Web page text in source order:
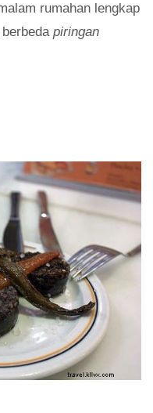
rumahan lengkap
piringan